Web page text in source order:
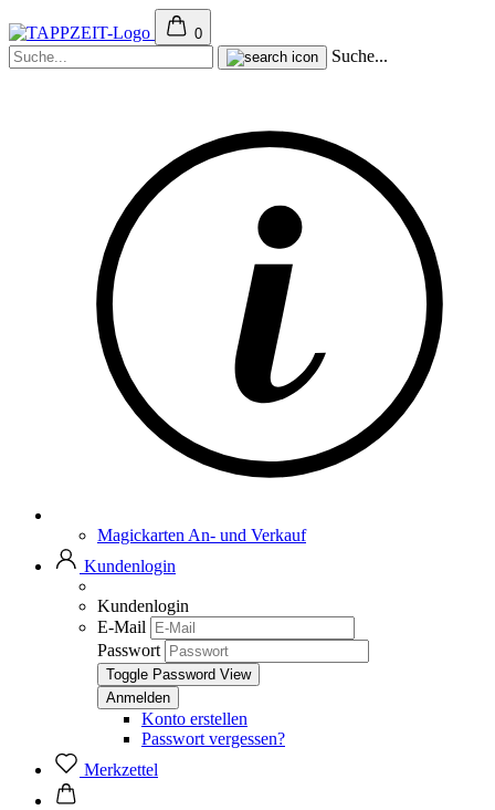
0
Suche...
Magickarten An- und Verkauf
Kundenlogin
Kundenlogin
E-Mail
Passwort
Toggle Password View
Konto erstellen
Passwort vergessen?
Merkzettel